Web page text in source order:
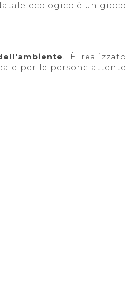
ecologico è un gioco
. È realizzato
per le persone attente